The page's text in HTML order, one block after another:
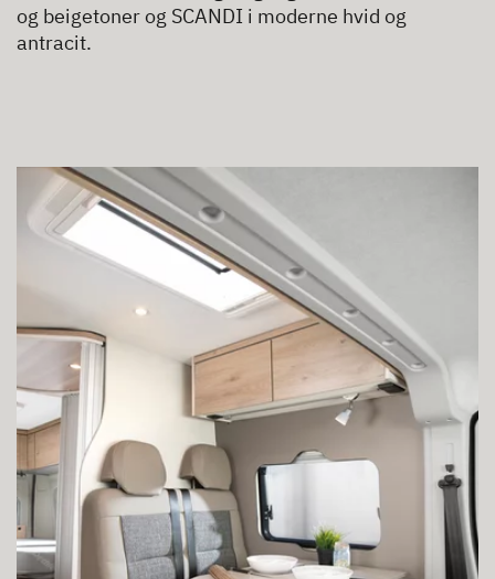
og beigetoner og SCANDI i moderne hvid og
antracit.